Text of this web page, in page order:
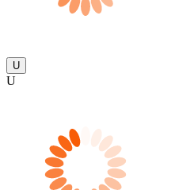
U
U